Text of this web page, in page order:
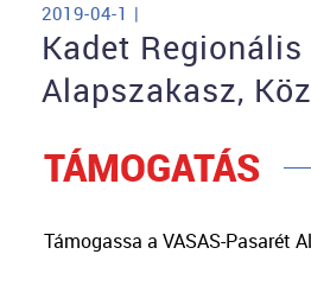
2019-04-1 |
Kadet Regionális
Alapszakasz,
TÁMOGATÁS
Támogassa a VASAS-Pasarét